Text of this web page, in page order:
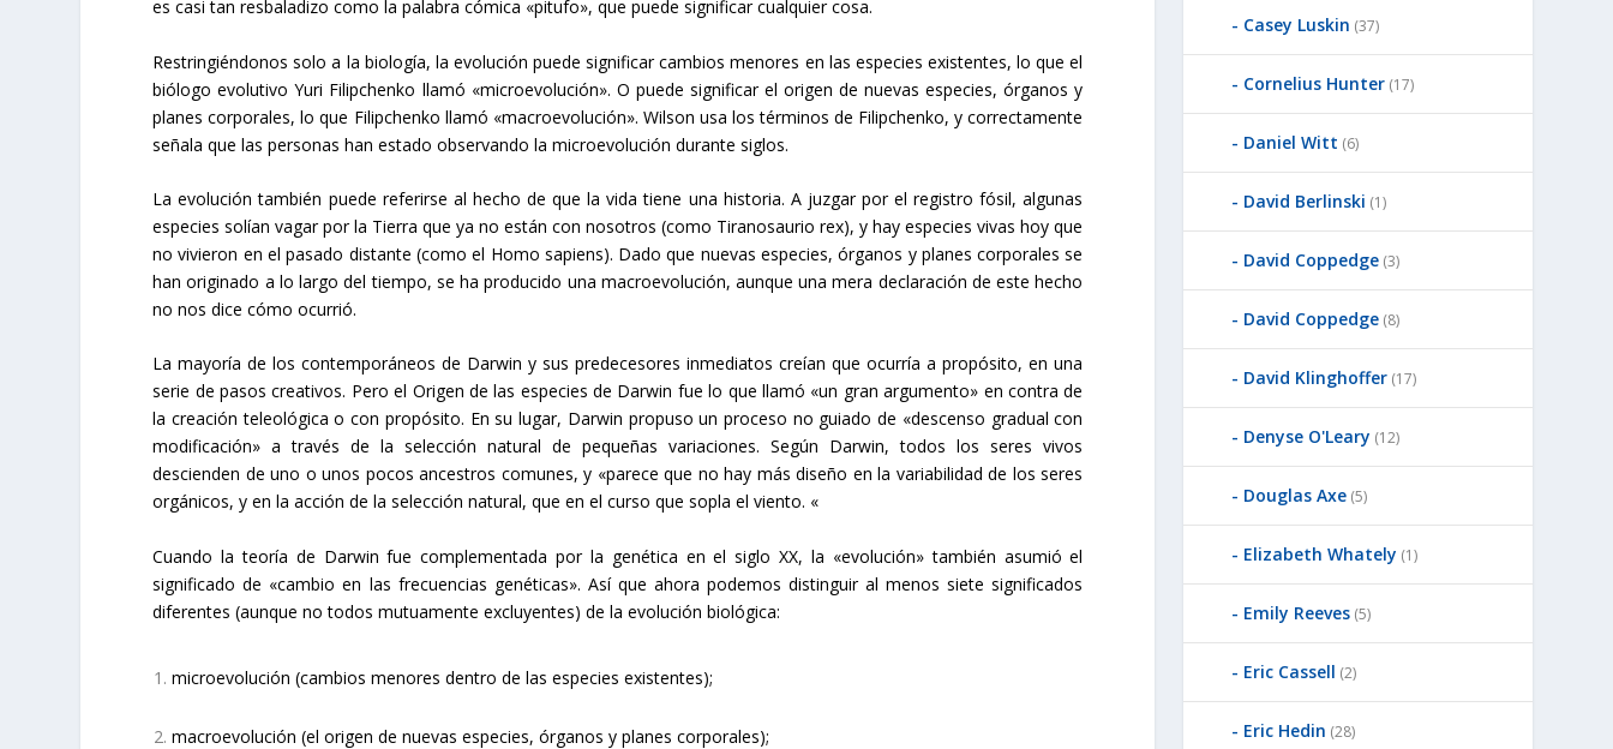
es casi tan resbaladizo como la palabra cómica «pitufo», que puede significar cualquier cosa.
Restringiéndonos solo a la biología, la evolución puede significar cambios menores en las especies existentes, lo que el
biólogo evolutivo Yuri Filipchenko llamó «microevolución». O puede significar el origen de nuevas especies, órganos y
planes corporales, lo que Filipchenko llamó «macroevolución». Wilson usa los términos de Filipchenko, y correctamente
señala que las personas han estado observando la microevolución durante siglos.
La evolución también puede referirse al hecho de que la vida tiene una historia. A juzgar por el registro fósil, algunas
especies solían vagar por la Tierra que ya no están con nosotros (como Tiranosaurio rex), y hay especies vivas hoy que
no vivieron en el pasado distante (como el Homo sapiens). Dado que nuevas especies, órganos y planes corporales se
han originado a lo largo del tiempo, se ha producido una macroevolución, aunque una mera declaración de este hecho
no nos dice cómo ocurrió.
La mayoría de los contemporáneos de Darwin y sus predecesores inmediatos creían que ocurría a propósito, en una
serie de pasos creativos. Pero el Origen de las especies de Darwin fue lo que llamó «un gran argumento» en contra de
la creación teleológica o con propósito. En su lugar, Darwin propuso un proceso no guiado de «descenso gradual con
modificación» a través de la selección natural de pequeñas variaciones. Según Darwin, todos los seres vivos
descienden de uno o unos pocos ancestros comunes, y «parece que no hay más diseño en la variabilidad de los seres
orgánicos, y en la acción de la selección natural, que en el curso que sopla el viento. «
Cuando la teoría de Darwin fue complementada por la genética en el siglo XX, la «evolución» también asumió el
significado de «cambio en las frecuencias genéticas». Así que ahora podemos distinguir al menos siete significados
diferentes (aunque no todos mutuamente excluyentes) de la evolución biológica:
microevolución (cambios menores dentro de las especies existentes);
macroevolución (el origen de nuevas especies, órganos y planes corporales);
Casey Luskin (37)
Cornelius Hunter (17)
Daniel Witt (6)
David Berlinski (1)
David Coppedge (3)
David Coppedge (8)
David Klinghoffer (17)
Denyse O'Leary (12)
Douglas Axe (5)
Elizabeth Whately (1)
Emily Reeves (5)
Eric Cassell (2)
Eric Hedin (28)